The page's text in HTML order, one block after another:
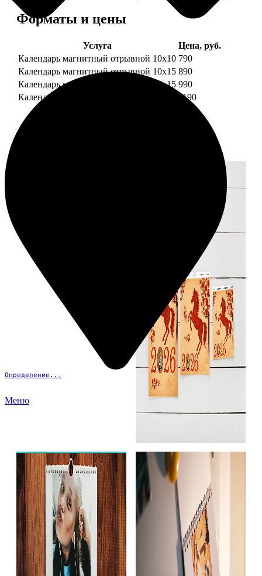
Определение...
Меню
Форматы и цены
Услуга
Цена, руб.
Календарь магнитный отрывной 10x10 790
Календарь магнитный отрывной 10x15 890
Календарь магнитный отрывной 15x15 990
Календарь магнитный отрывной 15x20
1190